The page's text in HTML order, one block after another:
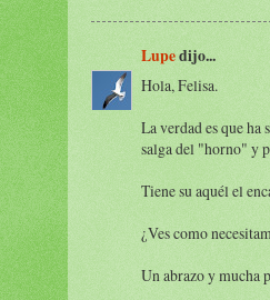
Lupedijo...
Hola, Felisa.
La verdad es que ha
salga del "horno" y
Tiene su aquél el
¿Ves como
Un abrazo y mucha